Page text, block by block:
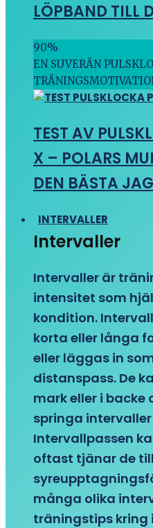
LÖPBAND TILL
90%
EN SUVERÄN
TEST AV
X – POLARS
DEN BÄSTA
INTERVALLER
Intervaller
Intervaller är
intensitet som
kondition.
korta eller långa
eller läggas in
distanspass. De
mark eller i
springa
Intervallpassen
oftast tjänar de
många olika
träningstips kring